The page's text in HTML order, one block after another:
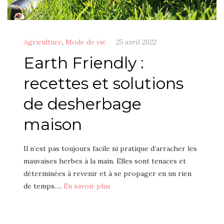
Agriculture, Mode de vie 25 avril 2022
Earth Friendly :
recettes et solutions
de desherbage
maison
Il n’est pas toujours facile ni pratique d’arracher les
mauvaises herbes à la main. Elles sont tenaces et
déterminées à revenir et à se propager en un rien
de temps…. En savoir plus